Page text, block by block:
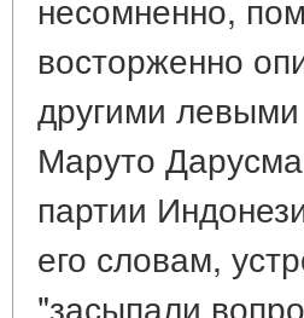
восторженно
другими
Маруто
партии
его словам,
"засыпали